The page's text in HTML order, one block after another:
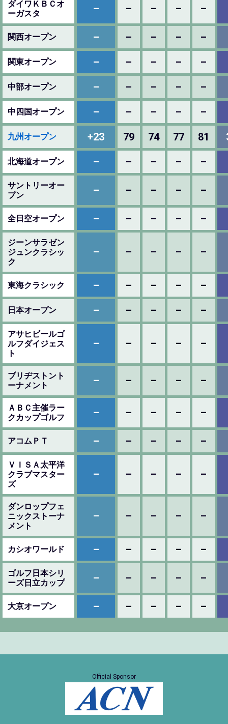
ダイワＫＢＣオ
ーガスタ
– – – – –
関西オープン – – – – –
関東オープン – – – – –
中部オープン – – – – –
中四国オープン – – – – –
九州オープン +23 79 74 77 81
北海道オープン – – – – –
サントリーオー
プン
– – – – –
全日空オープン – – – – –
ジーンサラゼン
ジュンクラシッ
ク
– – – – –
東海クラシック – – – – –
日本オープン – – – – –
アサヒビールゴ
ルフダイジェス
ト
– – – – –
ブリヂストント
ーナメント
– – – – –
ＡＢＣ主催ラー
クカップゴルフ
– – – – –
アコムＰＴ – – – – –
ＶＩＳＡ太平洋
クラブマスター
ズ
– – – – –
ダンロップフェ
ニックストーナ
メント
– – – – –
カシオワールド – – – – –
ゴルフ日本シリ
ーズ日立カップ
– – – – –
大京オープン – – – – –
Official Sponsor